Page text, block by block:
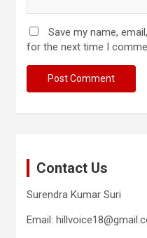
Save my name,
for the next time I
Contact Us
Surendra Kumar Suri
Email: